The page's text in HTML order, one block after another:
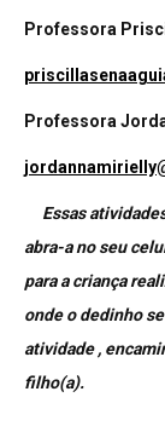
Professora
Professora
Essas
abra-a no seu
para a criança
onde o dedinho
atividade ,
filho(a).